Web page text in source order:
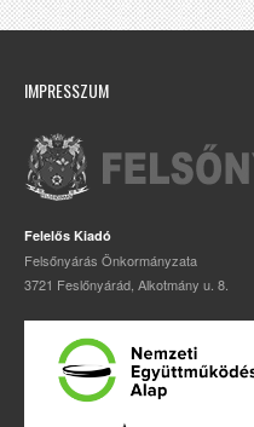
IMPRESSZUM
Felelős Kiadó
Felsőnyárás Önkormányzata
3721 Feslőnyárád, Alkotmány u. 8.